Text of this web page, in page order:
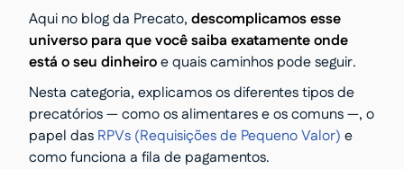
Aqui no blog da Precato, descomplicamos esse
universo para que você saiba exatamente onde
está o seu dinheiroe quais caminhos pode seguir.
Nesta categoria, explicamos os diferentes tipos de
precatórios — como os alimentares e os comuns —, o
papel das RPVs (Requisições de Pequeno Valor) e
como funciona a fila de pagamentos.